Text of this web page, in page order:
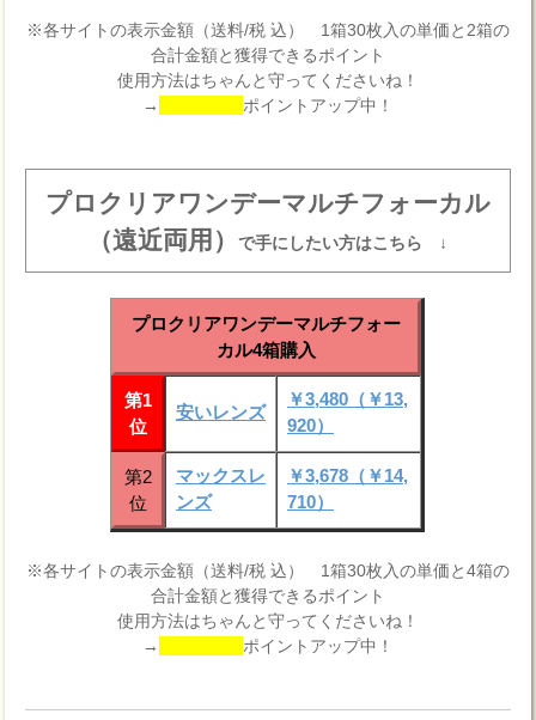
※各サイトの表示金額（送料/税 込） 1箱30枚入の単価と2箱の
合計金額と獲得できるポイント
使用方法はちゃんと守ってくださいね！
→
ポイントアップ中！
プロクリアワンデーマルチフォーカル
（遠近両用）で手にしたい方はこちら ↓
プロクリアワンデーマルチフォー
カル4箱購入
第1
位
安いレンズ
￥3,480（￥13,
920）
第2
位
マックスレ
ンズ
￥3,678（￥14,
710）
※各サイトの表示金額（送料/税 込） 1箱30枚入の単価と4箱の
合計金額と獲得できるポイント
使用方法はちゃんと守ってくださいね！
→
ポイントアップ中！